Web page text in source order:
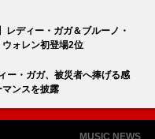
レディー・ガガ＆ブルーノ・
ォレン初登場2位
ー・ガガ、被災者へ捧げる感
ンスを披露
MUSIC NEWS